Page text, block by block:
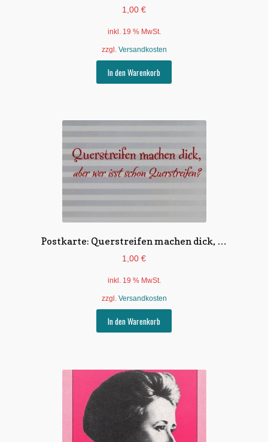
1,00 €
inkl. 19 % MwSt.
zzgl. Versandkosten
In den Warenkorb
Postkarte: Querstreifen machen dick, …
1,00 €
inkl. 19 % MwSt.
zzgl. Versandkosten
In den Warenkorb